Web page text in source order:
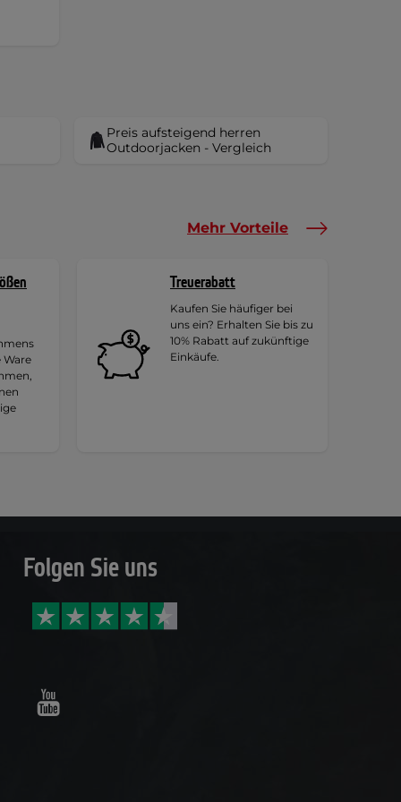
Preis aufsteigend herren
Outdoorjacken - Vergleich
Mehr Vorteile
Treuerabatt
Kaufen Sie häufiger bei
uns ein? Erhalten Sie bis zu
10% Rabatt auf zukünftige
Einkäufe.
Folgen Sie uns
Youtube